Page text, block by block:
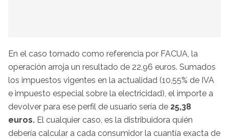
En el caso tomado como referencia por FACUA, la
operación arroja un resultado de 22,96 euros. Sumados
los impuestos vigentes en la actualidad (10,55% de IVA
e impuesto especial sobre la electricidad), el importe a
devolver para ese perfil de usuario sería de 25,38
euros. El cualquier caso, es la distribuidora quién
debería calcular a cada consumidor la cuantía exacta de